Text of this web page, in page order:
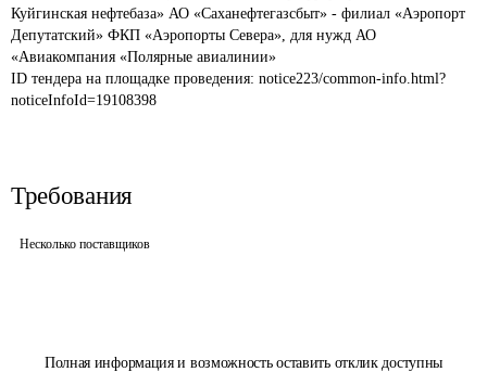
Полная информация и возможность оставить отклик доступны
Куйгинская нефтебаза» АО «Саханефтегазсбыт» - филиал «Аэропорт
Депутатский» ФКП «Аэропорты Севера», для нужд АО
«Авиакомпания «Полярные авиалинии»
ID тендера на площадке проведения: notice223/common-info.html?
noticeInfoId=19108398
Требования
Несколько поставщиков